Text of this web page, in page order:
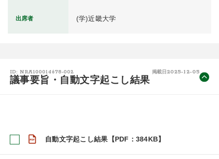
出席者 (学)近畿大学
ID: NRA100014678-002 掲載日 2025-12-05
議事要旨・自動文字起こし結果
自動文字起こし結果【PDF：384KB】